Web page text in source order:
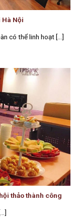
Hà Nội
có thể linh hoạt [...]
thảo thành công